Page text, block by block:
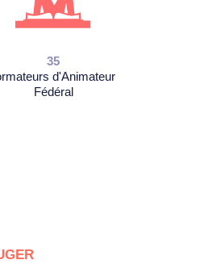
35
d'Animateur
Fédéral